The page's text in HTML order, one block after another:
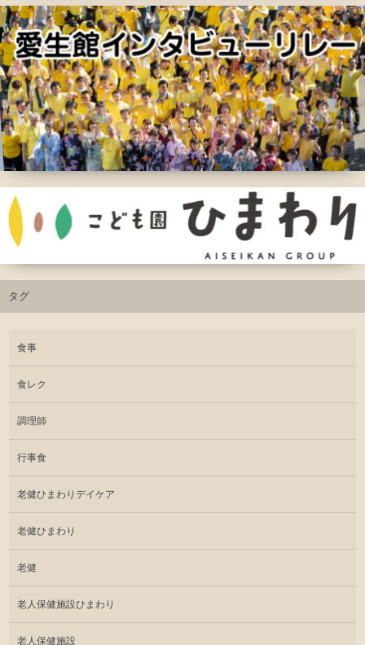
タグ
食事
食レク
調理師
行事食
老健ひまわりデイケア
老健ひまわり
老健
老人保健施設ひまわり
老人保健施設